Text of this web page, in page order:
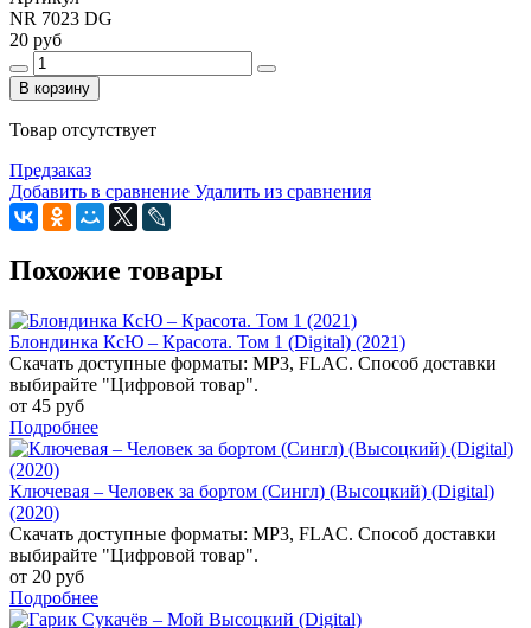
NR 7023 DG
20 руб
В корзину
Товар отсутствует
Предзаказ
Добавить в сравнение Удалить из сравнения
Похожие товары
Блондинка КсЮ – Красота. Том 1 (Digital) (2021)
Скачать доступные форматы: MP3, FLAC. Способ доставки
выбирайте "Цифровой товар".
от 45 руб
Подробнее
Ключевая – Человек за бортом (Сингл) (Высоцкий) (Digital)
(2020)
Скачать доступные форматы: MP3, FLAC. Способ доставки
выбирайте "Цифровой товар".
от 20 руб
Подробнее